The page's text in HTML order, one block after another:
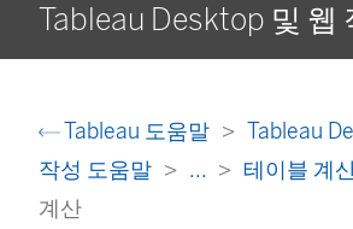
Tableau Desktop 및 웹
Tableau 도움말
Tableau
작성 도움말
... 테이블 계
계산